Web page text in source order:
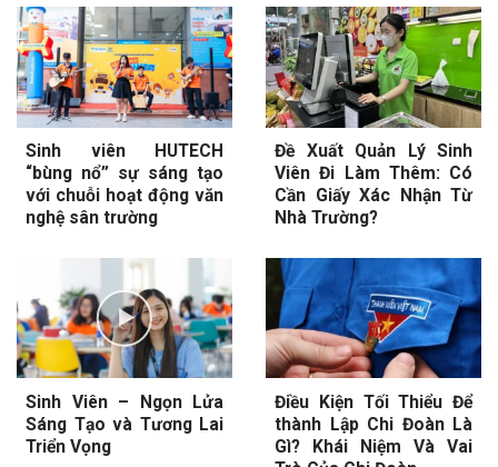
Sinh viên HUTECH
“bùng nổ” sự sáng tạo
với chuỗi hoạt động văn
nghệ sân trường
Đề Xuất Quản Lý Sinh
Viên Đi Làm Thêm: Có
Cần Giấy Xác Nhận Từ
Nhà Trường?
Sinh Viên – Ngọn Lửa
Sáng Tạo và Tương Lai
Triển Vọng
Điều Kiện Tối Thiểu Để
thành Lập Chi Đoàn Là
Gì? Khái Niệm Và Vai